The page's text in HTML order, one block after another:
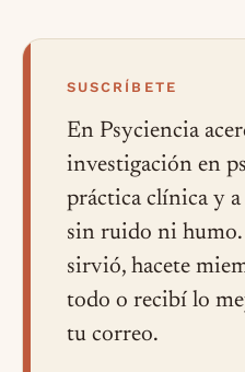
SUSCRÍBETE
En Psyciencia
investigación en
práctica clínica y
sin ruido ni humo.
sirvió, hacete
todo o recibí lo
tu correo.